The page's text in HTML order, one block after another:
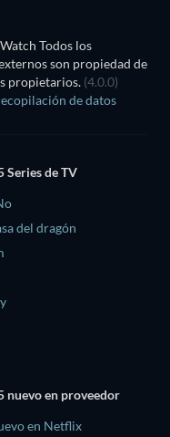
Todos los
son propiedad de
propietarios. (4.0.0)
de datos
Series de TV
del dragón
nuevo en proveedor
en Netflix